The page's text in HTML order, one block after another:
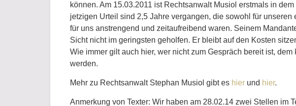
können. Am 15.03.2011 ist Rechtsanwalt Musiol erstmals in
jetzigen Urteil sind 2,5 Jahre vergangen, die sowohl für
für uns anstrengend und zeitaufreibend waren. Seinem
Sicht nicht im geringsten geholfen. Er bleibt auf den Kosten
Wie immer gilt auch hier, wer nicht zum Gespräch bereit ist,
werden.
Mehr zu Rechtsanwalt Stephan Musiol gibt es hier und hier.
Anmerkung von Texter: Wir haben am 28.02.14 zwei Stellen im